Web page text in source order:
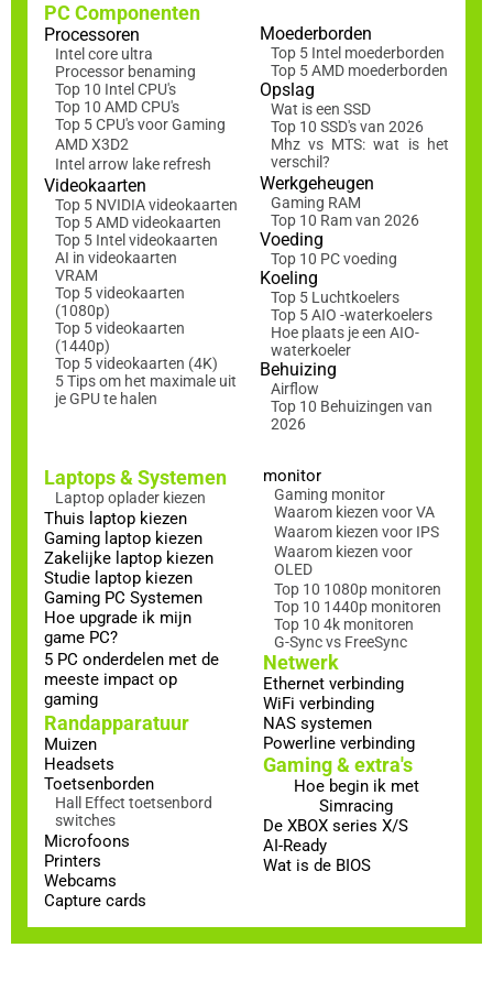
PC Componenten
Processoren
Intel core ultra
Processor benaming
Top 10 Intel CPU's
Top 10 AMD CPU's
Top 5 CPU's voor Gaming
AMD X3D2
Intel arrow lake refresh
Videokaarten
Top 5 NVIDIA videokaarten
Top 5 AMD videokaarten
Top 5 Intel videokaarten
AI in videokaarten
VRAM
Top 5 videokaarten
(1080p)
Top 5 videokaarten
(1440p)
Top 5 videokaarten (4K)
5 Tips om het maximale uit
je GPU te halen
Moederborden
Top 5 Intel moederborden
Top 5 AMD moederborden
Opslag
Wat is een SSD
Top 10 SSD's van 2026
Mhz vs MTS: wat is het
verschil?
Werkgeheugen
Gaming RAM
Top 10 Ram van 2026
Voeding
Top 10 PC voeding
Koeling
Top 5 Luchtkoelers
Top 5 AIO -waterkoelers
Hoe plaats je een AIO-
waterkoeler
Behuizing
Airflow
Top 10 Behuizingen van
2026
Laptops & Systemen
Laptop oplader kiezen
Thuis laptop kiezen
Gaming laptop kiezen
Zakelijke laptop kiezen
Studie laptop kiezen
Gaming PC Systemen
Hoe upgrade ik mijn
game PC?
5 PC onderdelen met de
meeste impact op
gaming
Randapparatuur
Muizen
Headsets
Toetsenborden
Hall Effect toetsenbord
switches
Microfoons
Printers
Webcams
Capture cards
monitor
Gaming monitor
Waarom kiezen voor VA
Waarom kiezen voor IPS
Waarom kiezen voor
OLED
Top 10 1080p monitoren
Top 10 1440p monitoren
Top 10 4k monitoren
G-Sync vs FreeSync
Netwerk
Ethernet verbinding
WiFi verbinding
NAS systemen
Powerline verbinding
Gaming & extra's
Hoe begin ik met
Simracing
De XBOX series X/S
AI-Ready
Wat is de BIOS